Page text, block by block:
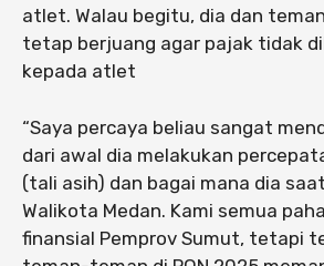
atlet. Walau begitu, dia dan
tetap berjuang agar pajak tidak
kepada atlet
“Saya percaya beliau sangat
dari awal dia melakukan
(tali asih) dan bagai mana dia
Walikota Medan. Kami semua
finansial Pemprov Sumut, tetapi